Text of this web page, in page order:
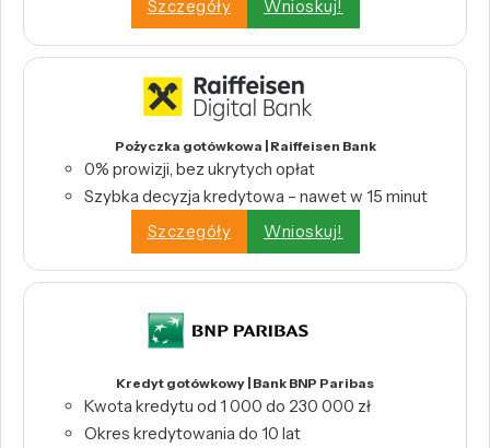
Szczegóły Wnioskuj!
Pożyczka gotówkowa | Raiffeisen Bank
0% prowizji, bez ukrytych opłat
Szybka decyzja kredytowa – nawet w 15 minut
Szczegóły
Wnioskuj!
Kredyt gotówkowy | Bank BNP Paribas
Kwota kredytu od 1 000 do 230 000 zł
Okres kredytowania do 10 lat